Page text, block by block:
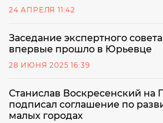
24 АПРЕЛЯ 11:42
Заседание экспертного
впервые прошло в Юрьевце
28 ИЮНЯ 2025 16:39
Станислав Воскресенский
подписал соглашение по
малых городах